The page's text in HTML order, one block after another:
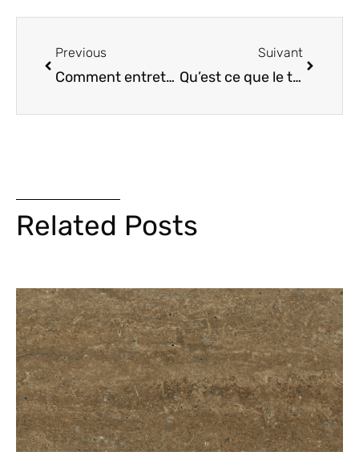
Previous
Comment entretenir la pierre naturelle?
Suivant
Qu’est ce que le travertin ?
Related Posts